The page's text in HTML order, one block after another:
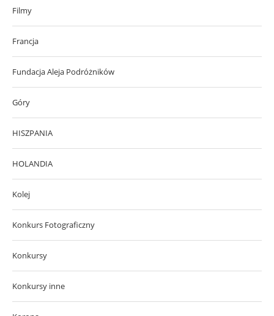
Filmy
Francja
Fundacja Aleja Podróżników
Góry
HISZPANIA
HOLANDIA
Kolej
Konkurs Fotograficzny
Konkursy
Konkursy inne